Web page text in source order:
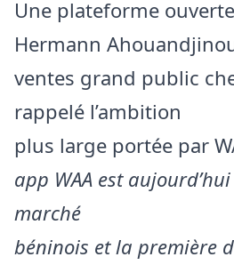
Une plateforme
Hermann
ventes grand public
rappelé l’ambition
plus large portée par
app WAA est
marché
béninois et la première